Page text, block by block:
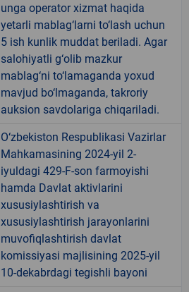
unga operator xizmat haqida
yetarli mablag‘larni to‘lash uchun
5 ish kunlik muddat beriladi. Agar
salohiyatli g‘olib mazkur
mablag‘ni to‘lamaganda yoxud
mavjud bo‘lmaganda, takroriy
auksion savdolariga chiqariladi.
O‘zbekiston Respublikasi Vazirlar
Mahkamasining 2024-yil 2-
iyuldagi 429-F-son farmoyishi
hamda Davlat aktivlarini
xususiylashtirish va
xususiylashtirish jarayonlarini
muvofiqlashtirish davlat
komissiyasi majlisining 2025-yil
10-dekabrdagi tegishli bayoni